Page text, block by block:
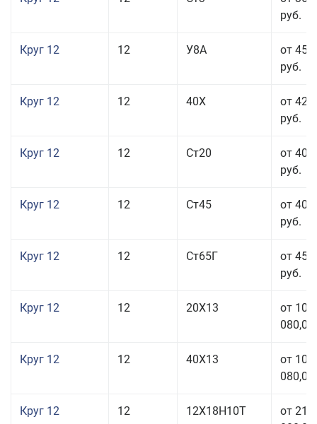
руб.
Круг 12 12 У8А
от 45
руб.
Круг 12 12 40Х
от 42
руб.
Круг 12 12 Ст20
от 40
руб.
Круг 12 12 Ст45
от 40
руб.
Круг 12 12 Ст65Г
от 45
руб.
Круг 12 12 20Х13
от 103
080,00
Круг 12 12 40Х13
от 103
080,00
Круг 12 12 12Х18Н10Т
от 212